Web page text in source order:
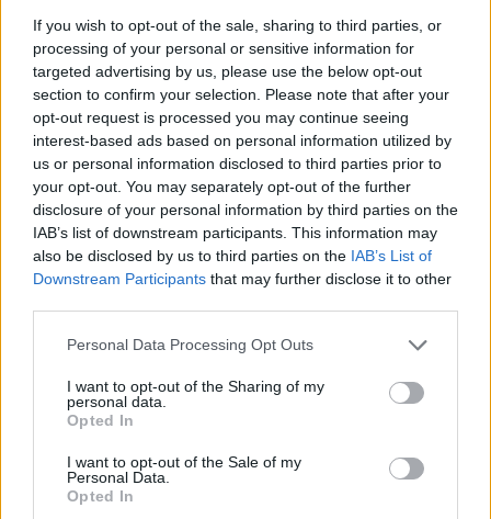
If you wish to opt-out of the sale, sharing to third parties, or
processing of your personal or sensitive information for
targeted advertising by us, please use the below opt-out
section to confirm your selection. Please note that after your
opt-out request is processed you may continue seeing
interest-based ads based on personal information utilized by
us or personal information disclosed to third parties prior to
your opt-out. You may separately opt-out of the further
disclosure of your personal information by third parties on the
IAB’s list of downstream participants. This information may
also be disclosed by us to third parties on the IAB’s List of
Downstream Participants that may further disclose it to other
Personal Data Processing Opt Outs
I want to opt-out of the Sharing of my
personal data.
Opted In
I want to opt-out of the Sale of my
Personal Data.
Opted In